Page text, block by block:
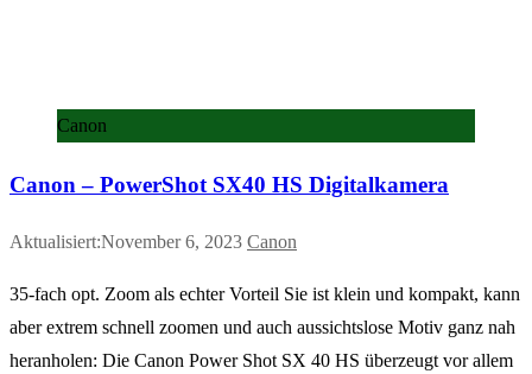
Canon
Canon – PowerShot SX40 HS Digitalkamera
Aktualisiert:November 6, 2023 Canon
35-fach opt. Zoom als echter Vorteil Sie ist klein und kompakt, kann
aber extrem schnell zoomen und auch aussichtslose Motiv ganz nah
heranholen: Die Canon Power Shot SX 40 HS überzeugt vor allem